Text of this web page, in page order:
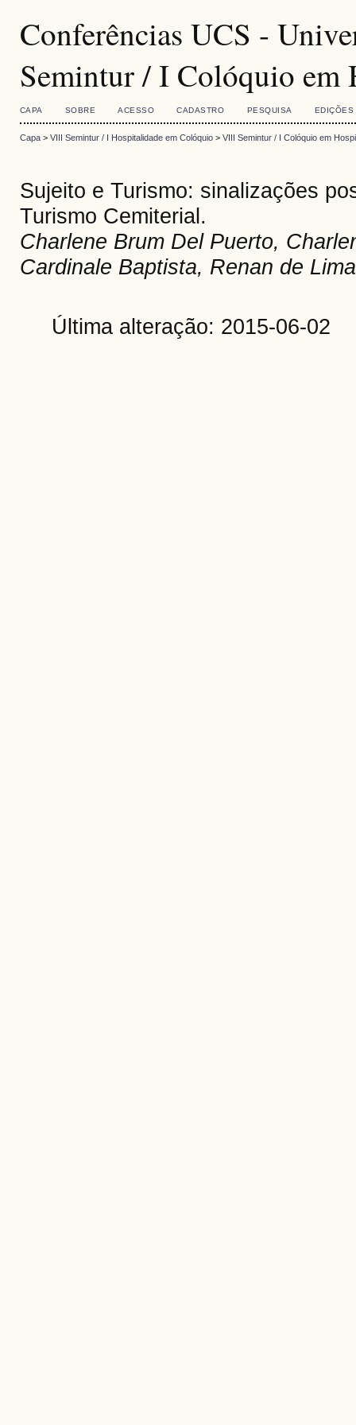
Conferências UCS -
Semintur / I Colóquio em
CAPA SOBRE ACESSO CADASTRO PESQUISA EDIÇÕES
Capa> VIII Semintur / I Hospitalidade em Colóquio> VIII Semintur / I Colóquio em
Sujeito e Turismo: sinalizações
Turismo Cemiterial.
Charlene Brum Del Puerto,
Cardinale Baptista, Renan de
Última alteração: 2015-06-02